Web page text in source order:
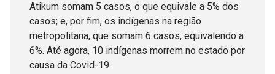
Atikum somam 5 casos, o que equivale a 5% dos
casos; e, por fim, os indígenas na região
metropolitana, que somam 6 casos, equivalendo a
6%. Até agora, 10 indígenas morrem no estado por
causa da Covid-19.